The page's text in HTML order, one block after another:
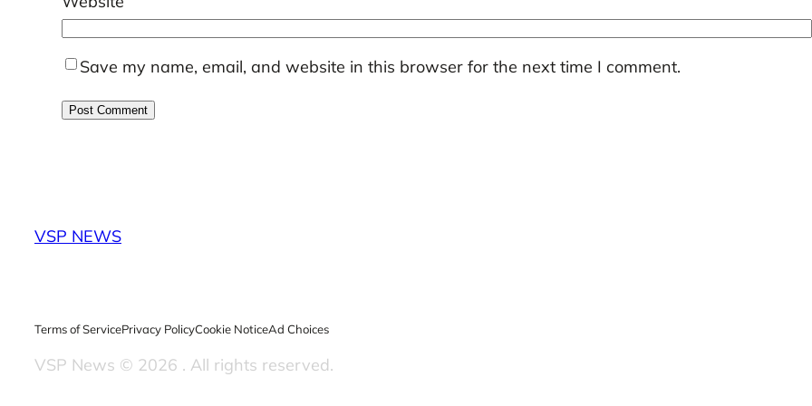
Save my name, email, and website in this browser for the next time I comment.
VSP NEWS
Terms of ServicePrivacy PolicyCookie NoticeAd Choices
VSP News © 2026 . All rights reserved.